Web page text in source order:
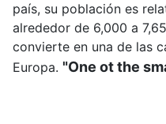
país, su población es
alrededor de 6,000 a
convierte en una de las
Europa. "One ot the